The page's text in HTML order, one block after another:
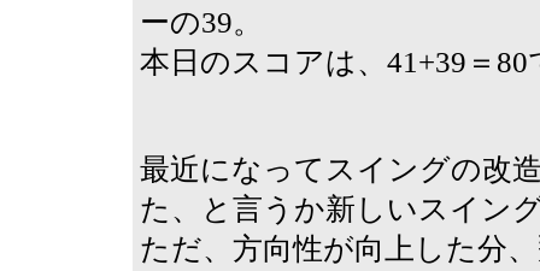
ーの39。
本日のスコアは、41+39＝
最近になってスイングの改
た、と言うか新しいスイン
ただ、方向性が向上した分